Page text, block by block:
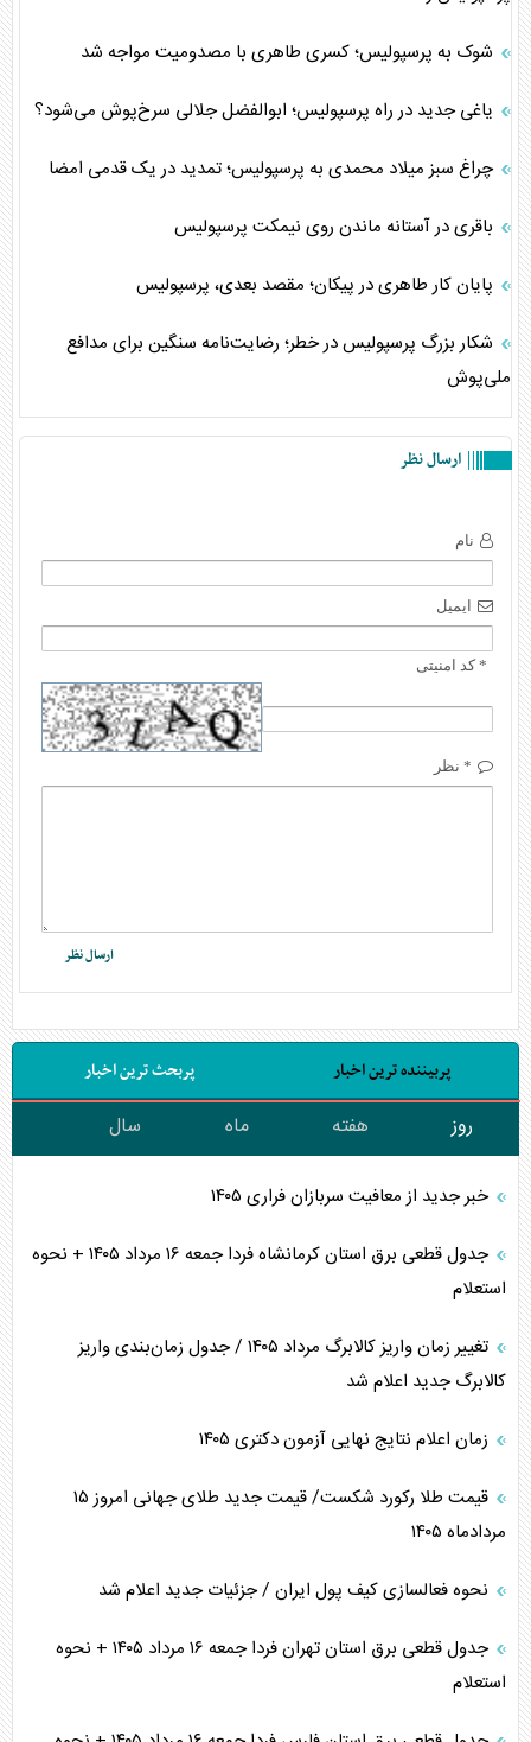
شوک به پرسپولیس؛ کسری طاهری با مصدومیت مواجه شد
یاغی جدید در راه پرسپولیس؛ ابوالفضل جلالی سرخ‌پوش می‌شود؟
چراغ سبز میلاد محمدی به پرسپولیس؛ تمدید در یک قدمی امضا
باقری در آستانه ماندن روی نیمکت پرسپولیس
پایان کار طاهری در پیکان؛ مقصد بعدی، پرسپولیس
شکار بزرگ پرسپولیس در خطر؛ رضایت‌نامه سنگین برای مدافع
ملی‌پوش
ارسال نظر
نام
ایمیل
* کد امنیتی
* نظر
پربیننده ترین اخبار پربحث ترین اخبار
روز هفته ماه سال
خبر جدید از معافیت سربازان فراری ۱۴۰۵
جدول قطعی برق استان کرمانشاه فردا جمعه ۱۶ مرداد ۱۴۰۵ + نحوه
استعلام
تغییر زمان واریز کالابرگ مرداد ۱۴۰۵ / جدول زمان‌بندی واریز
کالابرگ جدید اعلام شد
زمان اعلام نتایج نهایی آزمون دکتری ۱۴۰۵
قیمت طلا رکورد شکست/ قیمت جدید طلای جهانی امروز ۱۵
مردادماه ۱۴۰۵
نحوه فعالسازی کیف پول ایران / جزئیات جدید اعلام شد
جدول قطعی برق استان تهران فردا جمعه ۱۶ مرداد ۱۴۰۵ + نحوه
استعلام